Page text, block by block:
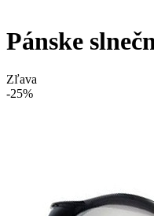
Pánske
Zľava
-25%